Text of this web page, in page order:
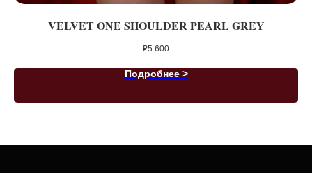
VELVET ONE SHOULDER PEARL GREY
₽5 600
Подробнее >